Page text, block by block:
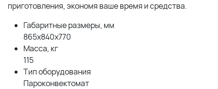
приготовления, экономя ваше время и средства.
Габаритные размеры, мм
865x840x770
Масса, кг
115
Тип оборудования
Пароконвектомат